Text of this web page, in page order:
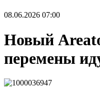
08.06.2026 07:00
Новый
перемены